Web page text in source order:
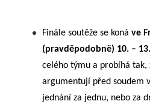
Finále soutěže se koná ve
(pravděpodobně) 10. –
celého týmu a probíhá tak,
argumentují před soudem
jednání za jednu, nebo za